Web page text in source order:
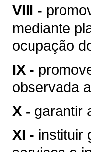
VIII -
mediante
ocupação
IX -
observada
X - garantir
XI - instituir